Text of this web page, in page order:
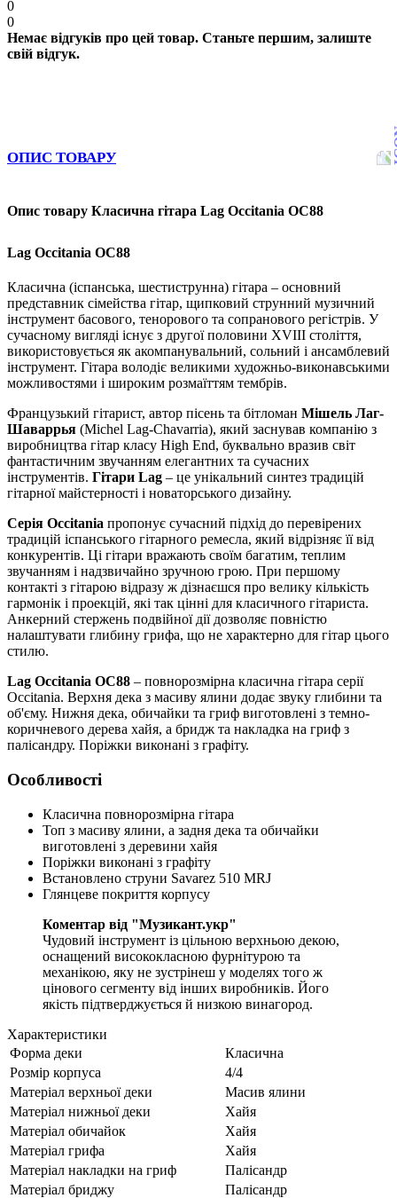
0
0
Немає відгуків про цей товар. Станьте першим, залиште
свій відгук.
ОПИС ТОВАРУ
Опис товару Класична гітара Lag Occitania OC88
Lag Occitania OC88
Класична (іспанська, шестиструнна) гітара – основний
представник сімейства гітар, щипковий струнний музичний
інструмент басового, тенорового та сопранового регістрів. У
сучасному вигляді існує з другої половини XVIII століття,
використовується як акомпанувальний, сольний і ансамблевий
інструмент. Гітара володіє великими художньо-виконавськими
можливостями і широким розмаїттям тембрів.
Французький гітарист, автор пісень та бітломан Мішель Лаг-
Шаваррья (Michel Lag-Chavarria), який заснував компанію з
виробництва гітар класу High End, буквально вразив світ
фантастичним звучанням елегантних та сучасних
інструментів. Гітари Lag – це унікальний синтез традицій
гітарної майстерності і новаторського дизайну.
Серія Occitania пропонує сучасний підхід до перевірених
традицій іспанського гітарного ремесла, який відрізняє її від
конкурентів. Ці гітари вражають своїм багатим, теплим
звучанням і надзвичайно зручною грою. При першому
контакті з гітарою відразу ж дізнаєшся про велику кількість
гармонік і проекцій, які так цінні для класичного гітариста.
Анкерний стержень подвійної дії дозволяє повністю
налаштувати глибину грифа, що не характерно для гітар цього
стилю.
Lag Occitania OC88 – повнорозмірна класична гітара серії
Occitania. Верхня дека з масиву ялини додає звуку глибини та
об'єму. Нижня дека, обичайки та гриф виготовлені з темно-
коричневого дерева хайя, а бридж та накладка на гриф з
палісандру. Поріжки виконані з графіту.
Особливості
Класична повнорозмірна гітара
Топ з масиву ялини, а задня дека та обичайки
виготовлені з деревини хайя
Поріжки виконані з графіту
Встановлено струни Savarez 510 MRJ
Глянцеве покриття корпусу
Коментар від "Музикант.укр"
Чудовий інструмент із цільною верхньою декою,
оснащений висококласною фурнітурою та
механікою, яку не зустрінеш у моделях того ж
цінового сегменту від інших виробників. Його
якість підтверджується й низкою винагород.
Характеристики
Форма деки
Класична
Розмір корпуса
4/4
Матеріал верхньої деки
Масив ялини
Матеріал нижньої деки
Хайя
Матеріал обичайок
Хайя
Матеріал грифа
Хайя
Матеріал накладки на гриф
Палісандр
Матеріал бриджу
Палісандр